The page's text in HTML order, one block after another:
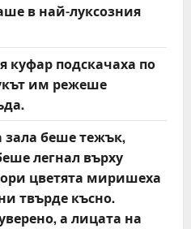
в най-луксозния
куфар подскачаха по
им режеше
зала беше тежък,
легнал върху
цветята миришеха
твърде късно.
а лицата на